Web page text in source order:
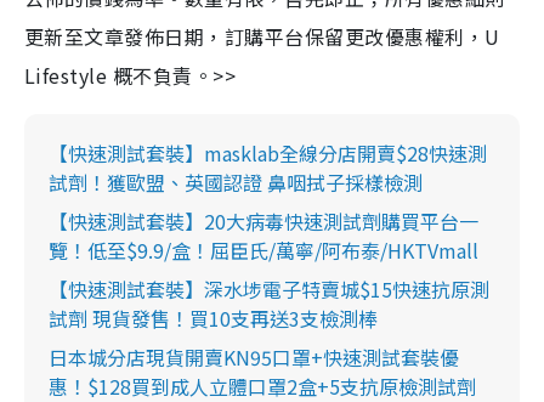
更新至文章發佈日期，訂購平台保留更改優惠權利，U
Lifestyle 概不負責。>>
【快速測試套裝】masklab全線分店開賣$28快速測
試劑！獲歐盟、英國認證 鼻咽拭子採樣檢測
【快速測試套裝】20大病毒快速測試劑購買平台一
覽！低至$9.9/盒！屈臣氏/萬寧/阿布泰/HKTVmall
【快速測試套裝】深水埗電子特賣城$15快速抗原測
試劑 現貨發售！買10支再送3支檢測棒
日本城分店現貨開賣KN95口罩+快速測試套裝優
惠！$128買到成人立體口罩2盒+5支抗原檢測試劑